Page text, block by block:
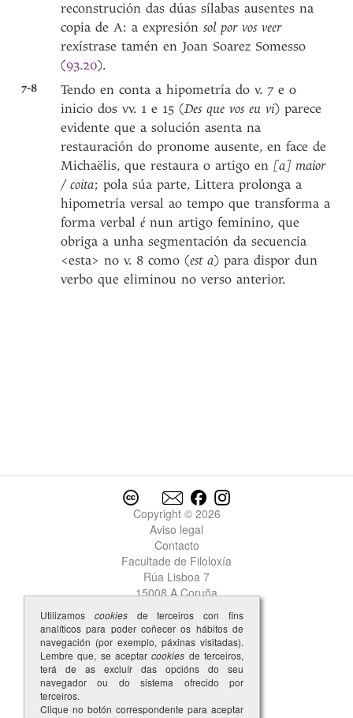
reconstrución das dúas sílabas ausentes na
copia de A: a expresiónsol por vos veer
rexístrase tamén en Joan Soarez Somesso
(93.20).
7-8
Tendo en conta a hipometría do v. 7 e o
inicio dos vv. 1 e 15 (Des que vos eu vi) parece
evidente que a solución asenta na
restauración do pronome ausente, en face de
Michaëlis, que restaura o artigo en[a] maior
/ coita; pola súa parte, Littera prolonga a
hipometría versal ao tempo que transforma a
forma verbalénun artigo feminino, que
obriga a unha segmentación da secuencia
<esta> no v. 8 como (est a) para dispor dun
verbo que eliminou no verso anterior.
Copyright © 2026
Aviso legal
Contacto
Facultade de Filoloxía
Rúa Lisboa 7
15008 A Coruña
Utilizamos cookiesde terceiros con fins
analíticos para poder coñecer os hábitos de
navegación (por exemplo, páxinas visitadas).
Lembre que, se aceptarcookies de terceiros,
terá de as excluír das opcións do seu
navegador ou do sistema ofrecido por
terceiros.
Clique no botón correspondente para aceptar